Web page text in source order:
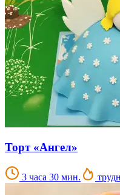
Торт «Ангел»
3 часа 30 мин.